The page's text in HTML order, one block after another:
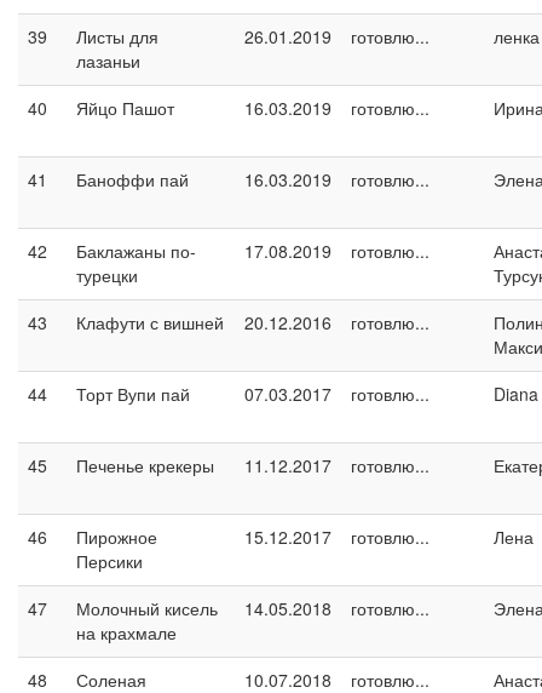
39
Листы для
лазаньи
26.01.2019 готовлю...
40 Яйцо Пашот 16.03.2019 готовлю...
41 Баноффи пай 16.03.2019 готовлю...
42
Баклажаны по-
турецки
17.08.2019 готовлю...
43
Клафути с вишней 20.12.2016 готовлю...
44
Торт Вупи пай 07.03.2017 готовлю... Diana
45 Печенье крекеры 11.12.2017 готовлю...
46
Пирожное
Персики
15.12.2017 готовлю... Лена
47
Молочный кисель
на крахмале
14.05.2018 готовлю...
48
Соленая
10.07.2018 готовлю...